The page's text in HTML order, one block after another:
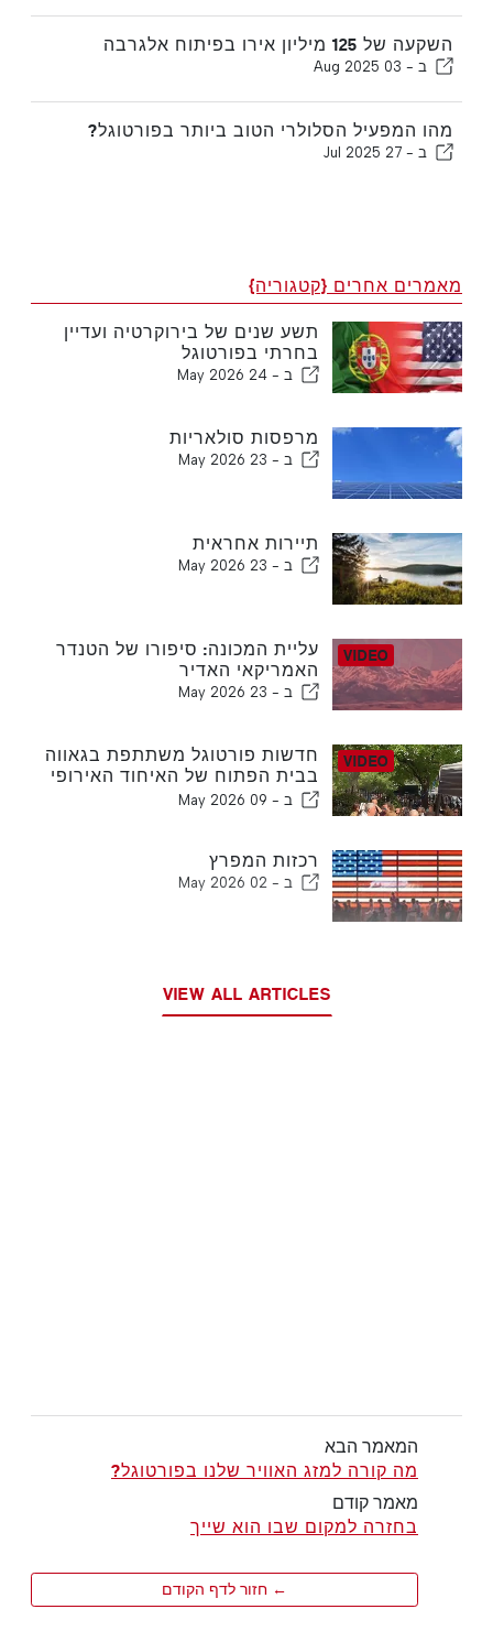
השקעה של 125 מיליון אירו בפיתוח אלגרבה
ב - 03 Aug 2025
מהו המפעיל הסלולרי הטוב ביותר בפורטוגל?
ב - 27 Jul 2025
מאמרים אחרים {קטגוריה}
תשע שנים של בירוקרטיה ועדיין
בחרתי בפורטוגל
ב - 24 May 2026
מרפסות סולאריות
ב - 23 May 2026
תיירות אחראית
ב - 23 May 2026
עליית המכונה: סיפורו של הטנדר
האמריקאי האדיר
ב - 23 May 2026
חדשות פורטוגל משתתפת בגאווה
בבית הפתוח של האיחוד האירופי
בשגרירות פורטוגל בוושינגטון
ב - 09 May 2026
רכזות המפרץ
ב - 02 May 2026
VIEW ALL ARTICLES
המאמר הבא
מה קורה למזג האוויר שלנו בפורטוגל?
מאמר קודם
בחזרה למקום שבו הוא שייך
← חזור לדף הקודם